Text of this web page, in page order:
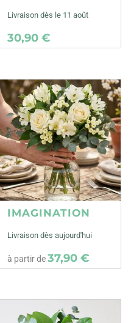
Livraison dès le 11 août
30,90 €
IMAGINATION
Livraison dès aujourd'hui
à partir de37,90 €